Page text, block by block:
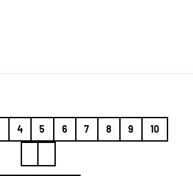
4 5 6 7 8 9 10